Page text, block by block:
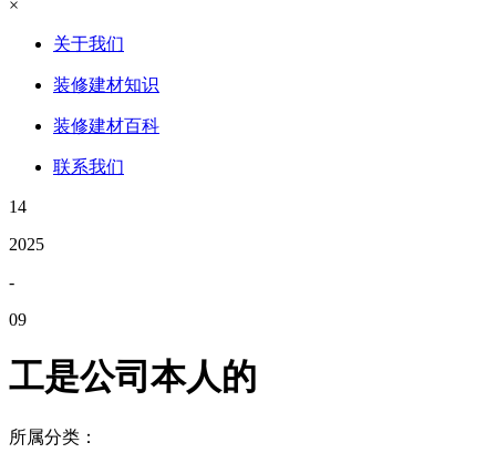
×
关于我们
装修建材知识
装修建材百科
联系我们
14
2025
-
09
工是公司本人的
所属分类：